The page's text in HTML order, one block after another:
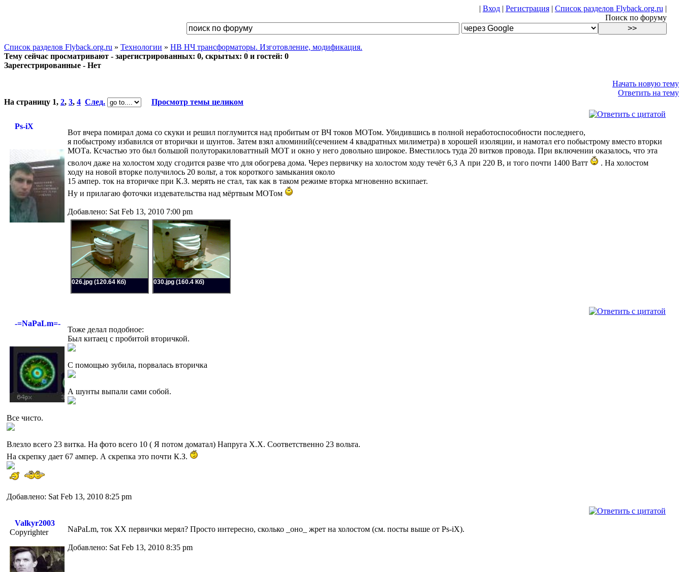
| Вход| Регистрация| Список разделов Flyback.org.ru |
Поиск по форуму
Список разделов Flyback.org.ru » Технологии » НВ НЧ трансформаторы. Изготовление, модификация.
Тему сейчас просматривают - зарегистрированных: 0, скрытых: 0 и гостей: 0
Зарегестрированные - Нет
Начать новую тему
Ответить на тему
На страницу 1, 2, 3, 4 След. Просмотр темы целиком
Ps-iX
Вот вчера помирал дома со скуки и решил поглумится над пробитым от ВЧ токов МОТом. Убидившись в полной неработоспособности последнего,
я побыстрому избавился от вторички и шунтов. Затем взял алюминий(сечением 4 квадратных милиметра) в хорошей изоляции, и намотал его побыстрому вместо вторки
МОТа. Ксчастью это был большой полуторакиловаттный МОТ и окно у него довольно широкое. Вместилось туда 20 витков провода. При включении оказалось, что эта
сволоч даже на холостом ходу сгодится разве что для обогрева дома. Через первичку на холостом ходу течёт 6,3 А при 220 В, и того почти 1400 Ватт
. На холостом
ходу на новой вторке получилось 20 вольт, а ток короткого замыкания около
15 ампер. ток на вторичке при К.З. мерять не стал, так как в таком режиме вторка мгновенно вскипает.
Ну и прилагаю фоточки издевательства над мёртвым МОТом
Добавлено: Sat Feb 13, 2010 7:00 pm
026.jpg (120.64 Кб) 030.jpg (160.4 Кб)
-=NaPaLm=-
Тоже делал подобное:
Был китаец с пробитой вторичкой.
С помощью зубила, порвалась вторичка
А шунты выпали сами собой.
Все чисто.
Влезло всего 23 витка. На фото всего 10 ( Я потом доматал) Напруга Х.Х. Соответственно 23 вольта.
На скрепку дает 67 ампер. А скрепка это почти К.З.
Добавлено: Sat Feb 13, 2010 8:25 pm
Valkyr2003
Copyrighter
NaPaLm, ток ХХ первички мерял? Просто интересно, сколько _оно_ жрет на холостом (см. посты выше от Ps-iX).
Добавлено: Sat Feb 13, 2010 8:35 pm